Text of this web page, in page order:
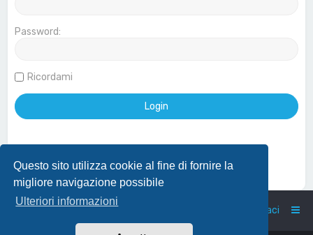
Questo sito utilizza cookie al fine di fornire la
migliore navigazione possibile
Ulteriori informazioni
Password:
Ricordami
Effettua login con account Google
Home Indice Contattaci